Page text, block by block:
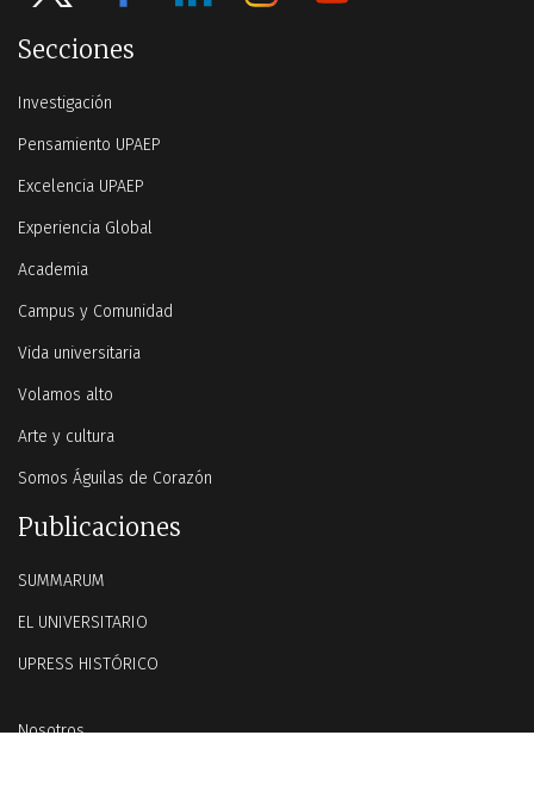
Secciones
Investigación
Pensamiento UPAEP
Excelencia UPAEP
Experiencia Global
Academia
Campus y Comunidad
Vida universitaria
Volamos alto
Arte y cultura
Somos Águilas de Corazón
Publicaciones
SUMMARUM
EL UNIVERSITARIO
UPRESS HISTÓRICO
Nosotros